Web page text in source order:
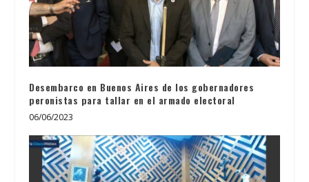
Desembarco en Buenos Aires de los gobernadores
peronistas para tallar en el armado electoral
06/06/2023